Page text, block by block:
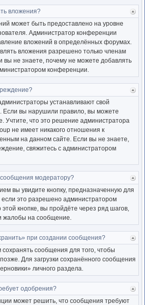
вложения?
может быть предоставлено на уровне
Администратор конференции
вложений в определённых форумах.
вложения разрешено только членам
вы не знаете, почему не можете добавлять
конференции.
устанавливают свой
Если вы нарушили правило, вы можете
Учтите, что это решение администратора
не имеет никакого отношения к
на данном сайте. Если вы не знаете,
свяжитесь с администратором
к
модератору?
вы увидите кнопку, предназначенную для
это разрешено администратором
кнопке, вы пройдёте через ряд шагов,
жалобы на сообщение.
при создании сообщения?
сохранять сообщения для того, чтобы
Для загрузки сохранённого сообщения
личного раздела.
одобрения?
может решить, что сообщения требуют